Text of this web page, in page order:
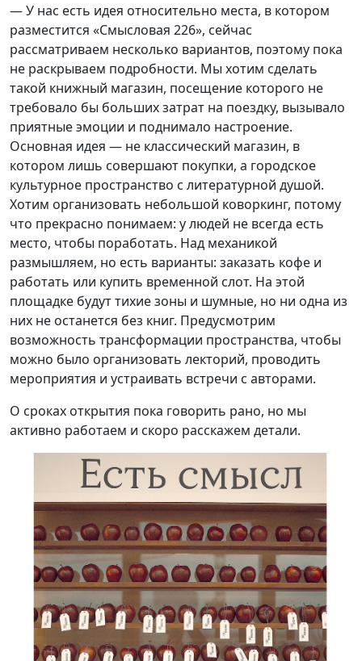
— У нас есть идея относительно места, в котором
разместится «Смысловая 226», сейчас
рассматриваем несколько вариантов, поэтому пока
не раскрываем подробности. Мы хотим сделать
такой книжный магазин, посещение которого не
требовало бы больших затрат на поездку, вызывало
приятные эмоции и поднимало настроение.
Основная идея — не классический магазин, в
котором лишь совершают покупки, а городское
культурное пространство с литературной душой.
Хотим организовать небольшой коворкинг, потому
что прекрасно понимаем: у людей не всегда есть
место, чтобы поработать. Над механикой
размышляем, но есть варианты: заказать кофе и
работать или купить временной слот. На этой
площадке будут тихие зоны и шумные, но ни одна из
них не останется без книг. Предусмотрим
возможность трансформации пространства, чтобы
можно было организовать лекторий, проводить
мероприятия и устраивать встречи с авторами.
О сроках открытия пока говорить рано, но мы
активно работаем и скоро расскажем детали.